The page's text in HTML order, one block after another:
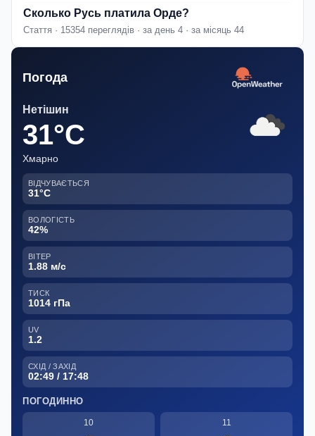
Сколько Русь платила Орде?
Стаття · 15354 переглядів · за день 4 · за місяць 44
Погода
Нетішин
31°C
Хмарно
ВІДЧУВАЄТЬСЯ
31°C
ВОЛОГІСТЬ
42%
ВІТЕР
1.88 м/с
ТИСК
1014 гПа
UV
1.2
СХІД / ЗАХІД
02:49 / 17:48
ПОГОДИННО
10 11